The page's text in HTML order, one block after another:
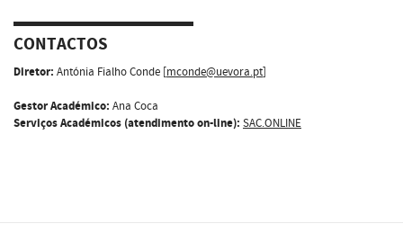
CONTACTOS
Diretor: Antónia Fialho Conde [mconde@uevora.pt]
Gestor Académico: Ana Coca
Serviços Académicos (atendimento on-line): SAC.ONLINE